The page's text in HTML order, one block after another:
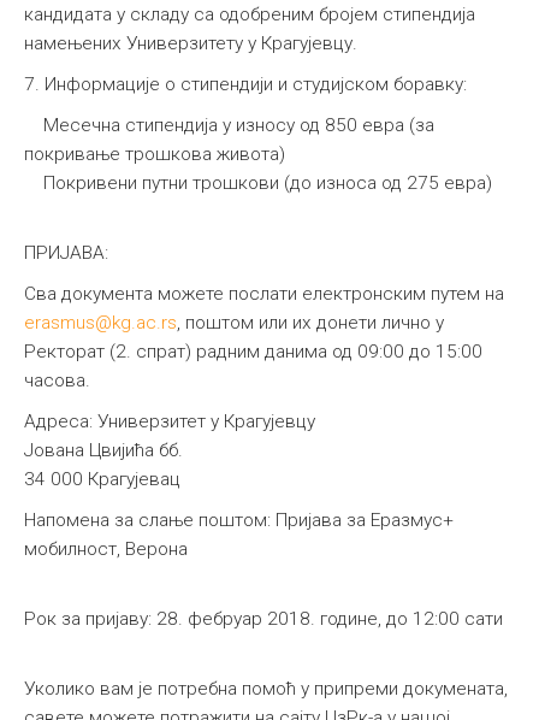
кандидата у складу са одобреним бројем стипендија
намењених Универзитету у Крагујевцу.
7. Информације о стипендији и студијском боравку:
Месечна стипендија у износу од 850 евра (за
покривање трошкова живота)
Покривени путни трошкови (до износа од 275 евра)
ПРИЈАВА:
Сва документа можете послати електронским путем на
erasmus@kg.ac.rs , поштом или их донети лично у
Ректорат (2. спрат) радним данима од 09:00 до 15:00
часова.
Адреса: Универзитет у Крагујевцу
Јована Цвијића бб.
34 000 Крагујевац
Напомена за слање поштом: Пријава за Еразмус+
мобилност, Верона
Рок за пријаву: 28. фебруар 2018. године, до 12:00 сати
Уколико вам је потребна помоћ у припреми докумената,